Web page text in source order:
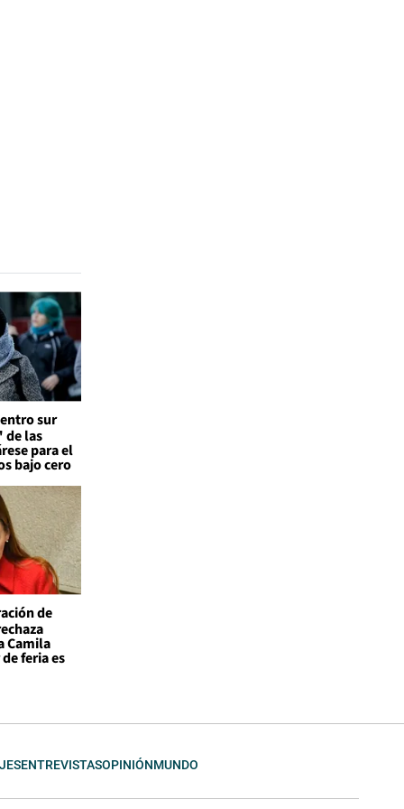
sur
de las
para el
bajo cero
de
Camila
feria es
ENTREVISTASOPINIÓNMUNDO